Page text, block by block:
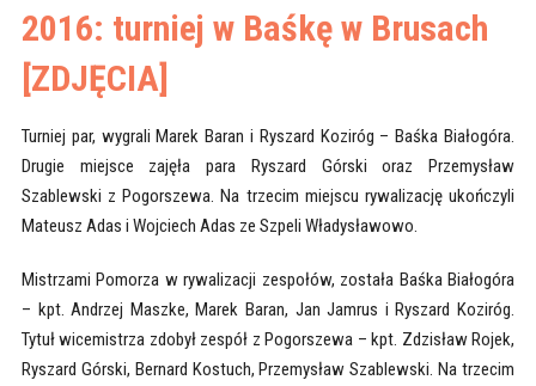
2016: turniej w Baśkę w Brusach
[ZDJĘCIA]
Turniej par, wygrali Marek Baran i Ryszard Koziróg – Baśka Białogóra.
Drugie miejsce zajęła para Ryszard Górski oraz Przemysław
Szablewski z Pogorszewa. Na trzecim miejscu rywalizację ukończyli
Mateusz Adas i Wojciech Adas ze Szpeli Władysławowo.
Mistrzami Pomorza w rywalizacji zespołów, została Baśka Białogóra
– kpt. Andrzej Maszke, Marek Baran, Jan Jamrus i Ryszard Koziróg.
Tytuł wicemistrza zdobył zespół z Pogorszewa – kpt. Zdzisław Rojek,
Ryszard Górski, Bernard Kostuch, Przemysław Szablewski. Na trzecim